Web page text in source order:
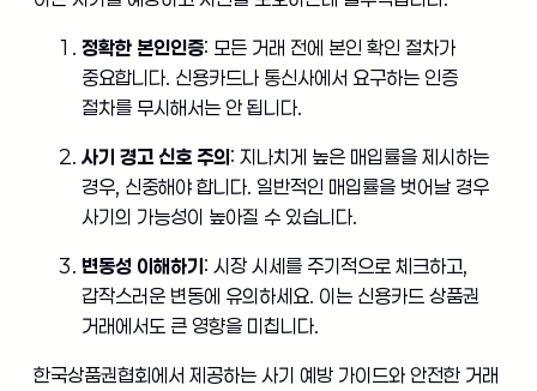
정확한 본인인증: 모든 거래 전에 본인 확인 절차가
중요합니다. 신용카드나 통신사에서 요구하는 인증
절차를 무시해서는 안 됩니다.
사기 경고 신호 주의: 지나치게 높은 매입률을 제시하는
경우, 신중해야 합니다. 일반적인 매입률을 벗어날 경우
사기의 가능성이 높아질 수 있습니다.
변동성 이해하기: 시장 시세를 주기적으로 체크하고,
갑작스러운 변동에 유의하세요. 이는 신용카드 상품권
거래에서도 큰 영향을 미칩니다.
한국상품권협회에서 제공하는 사기 예방 가이드와 안전한 거래